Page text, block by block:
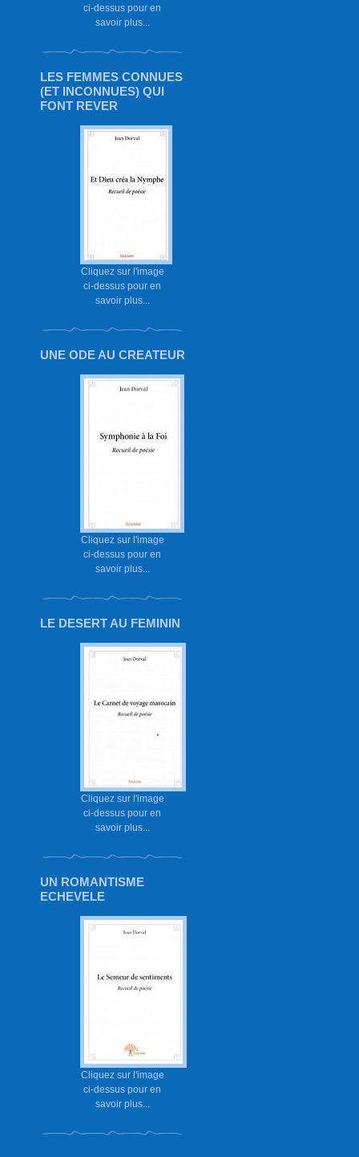
ci-dessus pour en
savoir plus...
LES FEMMES CONNUES
(ET INCONNUES) QUI
FONT REVER
Cliquez sur l'image
ci-dessus pour en
savoir plus...
UNE ODE AU CREATEUR
Cliquez sur l'image
ci-dessus pour en
savoir plus...
LE DESERT AU FEMININ
Cliquez sur l'image
ci-dessus pour en
savoir plus...
UN ROMANTISME
ECHEVELE
Cliquez sur l'image
ci-dessus pour en
savoir plus...